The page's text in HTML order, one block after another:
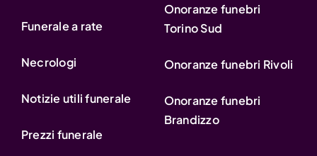
Funerale a rate
Necrologi
Notizie utili funerale
Prezzi funerale
Onoranze funebri
Torino Sud
Onoranze funebri Rivoli
Onoranze funebri
Brandizzo